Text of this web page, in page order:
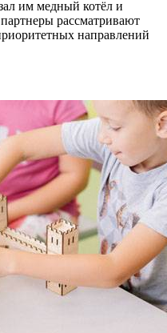
им медный котёл и
рассматривают
направлений